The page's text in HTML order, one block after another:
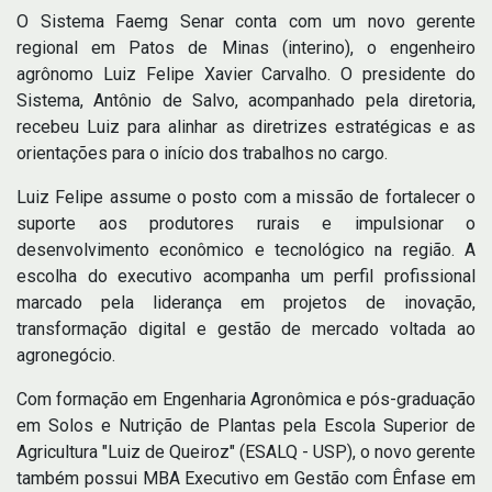
O Sistema Faemg Senar conta com um novo gerente
regional em Patos de Minas (interino), o engenheiro
agrônomo Luiz Felipe Xavier Carvalho. O presidente do
Sistema, Antônio de Salvo, acompanhado pela diretoria,
recebeu Luiz para alinhar as diretrizes estratégicas e as
orientações para o início dos trabalhos no cargo.
Luiz Felipe assume o posto com a missão de fortalecer o
suporte aos produtores rurais e impulsionar o
desenvolvimento econômico e tecnológico na região. A
escolha do executivo acompanha um perfil profissional
marcado pela liderança em projetos de inovação,
transformação digital e gestão de mercado voltada ao
agronegócio.
Com formação em Engenharia Agronômica e pós-graduação
em Solos e Nutrição de Plantas pela Escola Superior de
Agricultura "Luiz de Queiroz" (ESALQ - USP), o novo gerente
também possui MBA Executivo em Gestão com Ênfase em